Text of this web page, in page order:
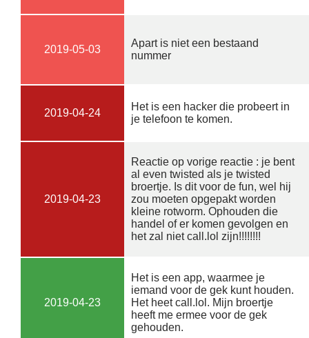
2019-05-03
Apart is niet een bestaand
nummer
2019-04-24
Het is een hacker die probeert in
je telefoon te komen.
2019-04-23
Reactie op vorige reactie : je bent
al even twisted als je twisted
broertje. Is dit voor de fun, wel hij
zou moeten opgepakt worden
kleine rotworm. Ophouden die
handel of er komen gevolgen en
het zal niet call.lol zijn!!!!!!!!
2019-04-23
Het is een app, waarmee je
iemand voor de gek kunt houden.
Het heet call.lol. Mijn broertje
heeft me ermee voor de gek
gehouden.